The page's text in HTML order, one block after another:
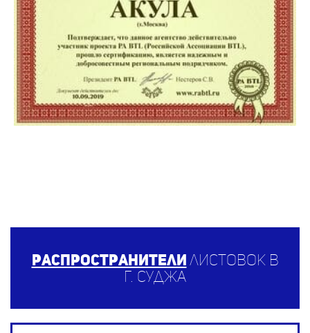
Распространители листовок в
г. Суджа